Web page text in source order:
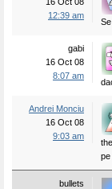
12:39 am
gabi
16 Oct 08
8:07 am
Andrei Monciu
16 Oct 08
9:03 am
pe
bullets